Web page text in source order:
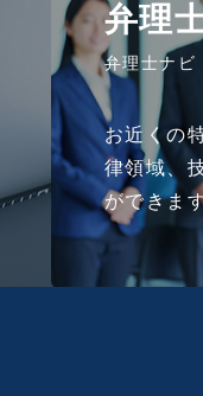
弁理
弁理士ナビ
お近くの
律領域、
ができま